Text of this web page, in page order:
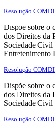
Resolução
Dispõe sobre o
dos Direitos da
Sociedade
Entretenimento
Resolução
Dispõe sobre o
dos Direitos da
Sociedade
Resolução